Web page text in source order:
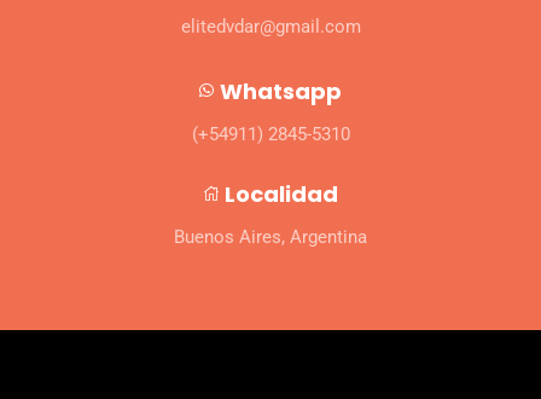
elitedvdar@gmail.com
Whatsapp
(+54911) 2845-5310
Localidad
Buenos Aires, Argentina